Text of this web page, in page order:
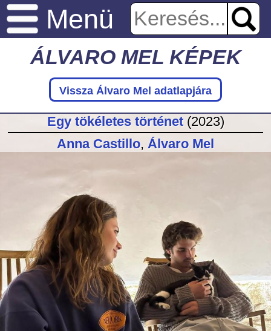
Menü
ÁLVARO MEL KÉPEK
Vissza Álvaro Mel adatlapjára
Egy tökéletes történet(2023)
Anna Castillo, Álvaro Mel